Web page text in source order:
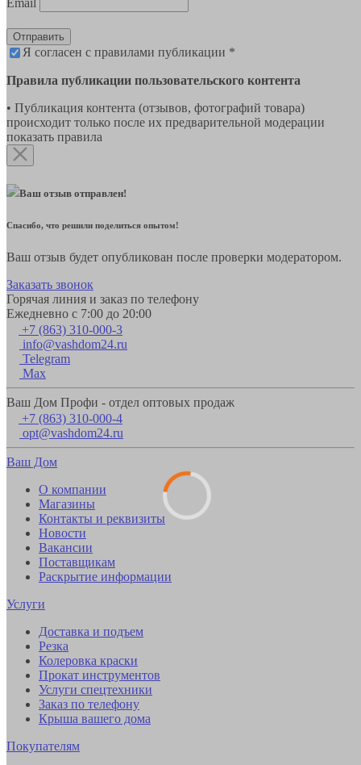
Отправить
Я согласен с правилами публикации *
Правила публикации пользовательского контента
• Публикация контента (отзывов, фотографий товара)
происходит только после их предварительной модерации
показать правила
Ваш отзыв отправлен!
Спасибо, что решили поделиться опытом!
Ваш отзыв будет опубликован после проверки модератором.
Заказать звонок
Горячая линия и заказ по телефону
Ежедневно с 7:00 до 20:00
+7 (863) 310-000-3
info@vashdom24.ru
Telegram
Max
Ваш Дом Профи - отдел оптовых продаж
+7 (863) 310-000-4
opt@vashdom24.ru
Ваш Дом
О компании
Магазины
Контакты и реквизиты
Новости
Вакансии
Поставщикам
Раскрытие информации
Услуги
Доставка и подъем
Резка
Колеровка краски
Прокат инструментов
Услуги спецтехники
Заказ по телефону
Крыша вашего дома
Покупателям